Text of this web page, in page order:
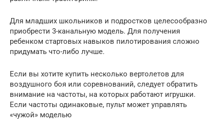
Для младших школьников и подростков целесообразно
приобрести 3-канальную модель. Для получения
ребенком стартовых навыков пилотирования сложно
придумать что-либо лучше.
Если вы хотите купить несколько вертолетов для
воздушного боя или соревнований, следует обратить
внимание на частоты, на которых работают игрушки.
Если частоты одинаковые, пульт может управлять
«чужой» моделью